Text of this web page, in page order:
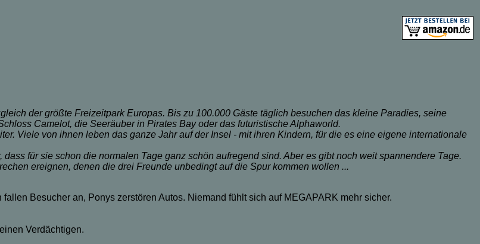
der größte Freizeitpark Europas. Bis zu 100.000 Gäste täglich besuchen das kleine Paradies, seine
Camelot, die Seeräuber in Pirates Bay oder das futuristische Alphaworld.
Viele von ihnen leben das ganze Jahr auf der Insel - mit ihren Kindern, für die es eine eigene internationale
für sie schon die normalen Tage ganz schön aufregend sind. Aber es gibt noch weit spannendere Tage.
ereignen, denen die drei Freunde unbedingt auf die Spur kommen wollen ...
Besucher an, Ponys zerstören Autos. Niemand fühlt sich auf MEGAPARK mehr sicher.
Verdächtigen.